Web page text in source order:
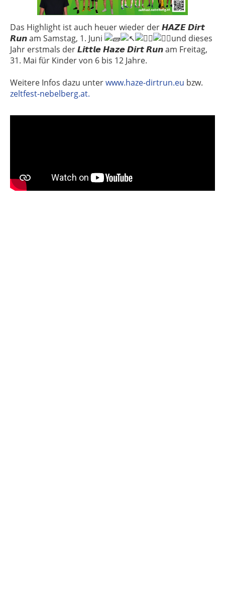
Das Highlight ist auch heuer wieder der 𝙃𝘼𝙕𝙀 𝘿𝙞𝙧𝙩
𝙍𝙪𝙣 am Samstag, 1. Juni
und dieses
Jahr erstmals der 𝙇𝙞𝙩𝙩𝙡𝙚 𝙃𝙖𝙯𝙚 𝘿𝙞𝙧𝙩 𝙍𝙪𝙣 am Freitag,
31. Mai für Kinder von 6 bis 12 Jahre.
Weitere Infos dazu unterwww.haze-dirtrun.eu bzw.
zeltfest-nebelberg.at.